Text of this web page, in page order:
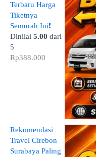
Terbaru Harga
Tiketnya
Semurah Ini❗
Dinilai 5.00 dari
5
Rp388.000
Rekomendasi
Travel Cirebon
Surabaya Paling